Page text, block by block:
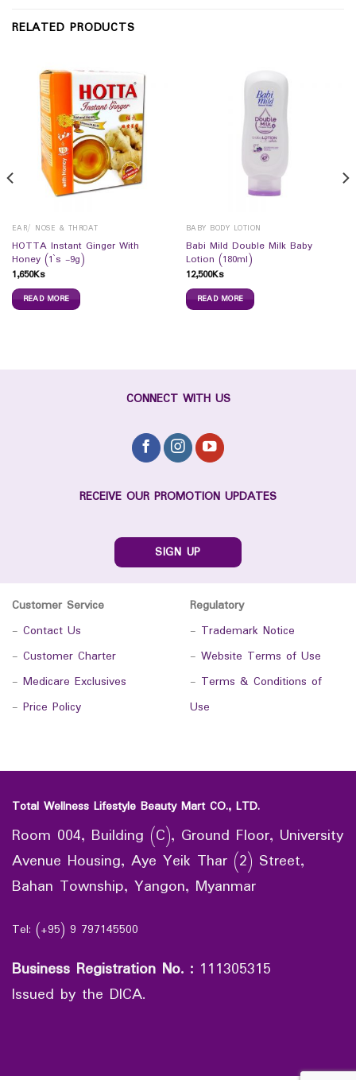
RELATED PRODUCTS
EAR/ NOSE & THROAT
HOTTA Instant Ginger With
Honey (1`s -9g)
1,650Ks
READ MORE
BABY BODY LOTION
Babi Mild Double Milk Baby
Lotion (180ml)
12,500Ks
READ MORE
CONNECT WITH US
RECEIVE OUR PROMOTION UPDATES
SIGN UP
Customer Service
- Contact Us
- Customer Charter
- Medicare Exclusives
- Price Policy
Regulatory
- Trademark Notice
- Website Terms of Use
- Terms & Conditions of
Use
Total Wellness Lifestyle Beauty Mart CO., LTD.
Room 004, Building (C), Ground Floor, University
Avenue Housing, Aye Yeik Thar (2) Street,
Bahan Township, Yangon, Myanmar
Tel: (+95) 9 797145500
Business Registration No. : 111305315
Issued by the DICA.